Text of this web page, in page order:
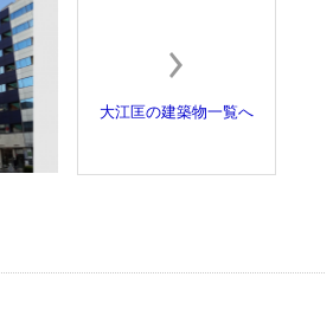
大江匡の建築物一覧へ